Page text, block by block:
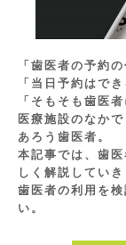
「歯医者の予約
「当日予約はで
「そもそも歯医
医療施設のなか
あろう歯医者。
本記事では、歯
しく解説していき
歯医者の利用を
い。